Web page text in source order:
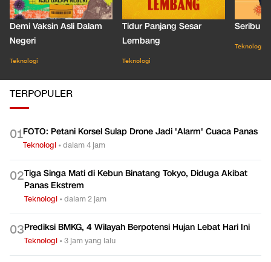
Demi Vaksin Asli Dalam
Negeri
Teknologi
Tidur Panjang Sesar
Lembang
Teknologi
Seribu
Teknologi
TERPOPULER
01FOTO: Petani Korsel Sulap Drone Jadi 'Alarm' Cuaca Panas
Teknologi •dalam 4 jam
02Tiga Singa Mati di Kebun Binatang Tokyo, Diduga Akibat
Panas Ekstrem
Teknologi •dalam 2 jam
03Prediksi BMKG, 4 Wilayah Berpotensi Hujan Lebat Hari Ini
Teknologi •3 jam yang lalu